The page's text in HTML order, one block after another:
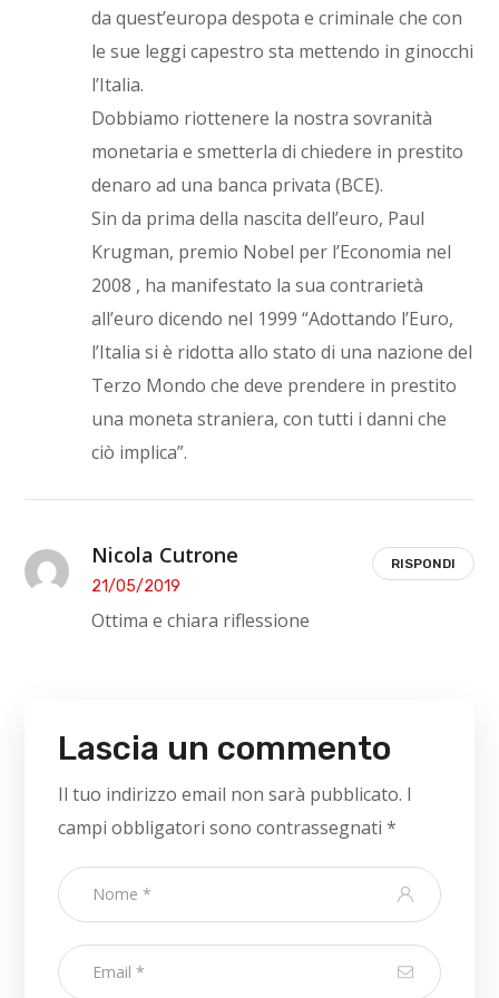
da quest’europa despota e criminale che con
le sue leggi capestro sta mettendo in ginocchi
l’Italia.
Dobbiamo riottenere la nostra sovranità
monetaria e smetterla di chiedere in prestito
denaro ad una banca privata (BCE).
Sin da prima della nascita dell’euro, Paul
Krugman, premio Nobel per l’Economia nel
2008 , ha manifestato la sua contrarietà
all’euro dicendo nel 1999 “Adottando l’Euro,
l’Italia si è ridotta allo stato di una nazione del
Terzo Mondo che deve prendere in prestito
una moneta straniera, con tutti i danni che
ciò implica”.
Nicola Cutrone
21/05/2019
Ottima e chiara riflessione
RISPONDI
Lascia un commento
Il tuo indirizzo email non sarà pubblicato. I
campi obbligatori sono contrassegnati*